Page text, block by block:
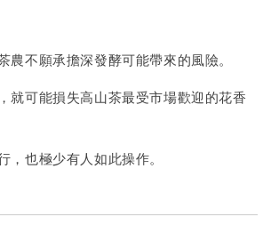
農不願承擔深發酵可能帶來的風險。
就可能損失高山茶最受市場歡迎的花香
，也極少有人如此操作。